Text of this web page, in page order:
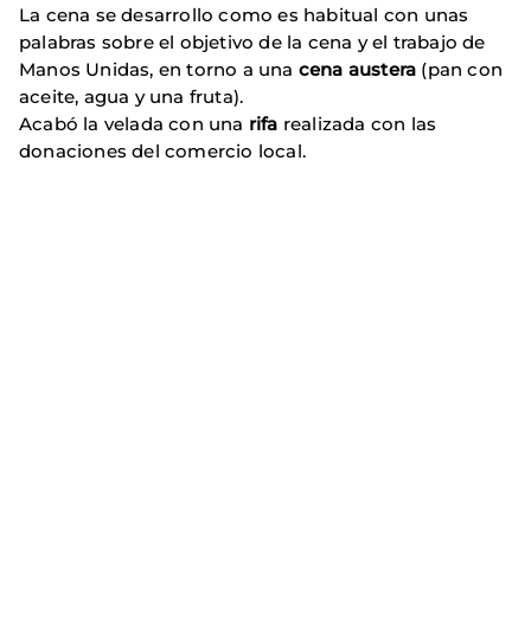
La cena se desarrollo como es habitual con unas
palabras sobre el objetivo de la cena y el trabajo de
Manos Unidas, en torno a una cena austera (pan con
aceite, agua y una fruta).
Acabó la velada con una rifa realizada con las
donaciones del comercio local.